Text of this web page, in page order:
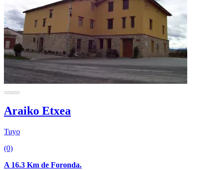
Araiko Etxea
Tuyo
(0)
A 16.3 Km de Foronda.